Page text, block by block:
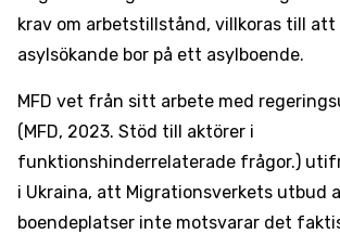
krav om arbetstillstånd, villkoras till att
asylsökande bor på ett asylboende.
MFD vet från sitt arbete med
(MFD, 2023. Stöd till aktörer i
funktionshinderrelaterade frågor.)
i Ukraina, att Migrationsverkets utbud
boendeplatser inte motsvarar det